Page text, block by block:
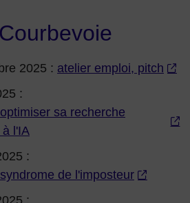
2025 : atelier emploi, pitch
:
sa recherche
à l'IA
:
de l'imposteur